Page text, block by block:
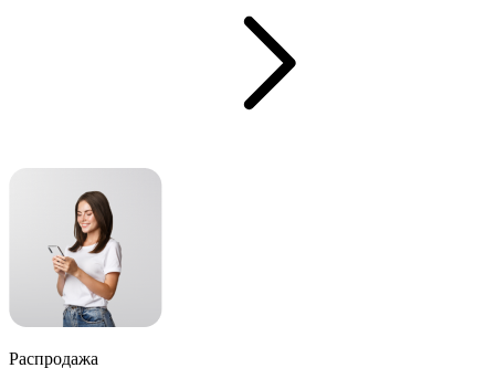
Распродажа